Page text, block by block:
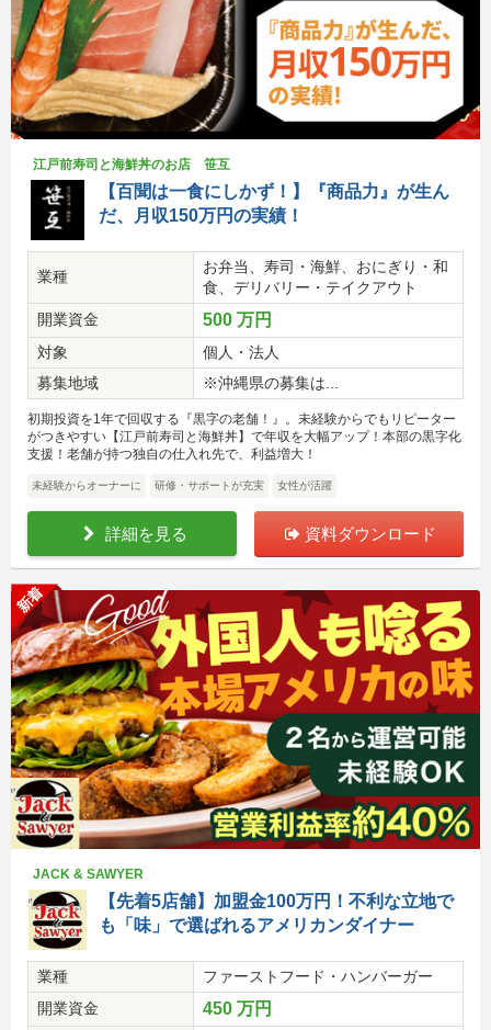
江戸前寿司と海鮮丼のお店 笹互
【百聞は一食にしかず！】『商品力』が生ん
だ、月収150万円の実績！
業種
お弁当、寿司・海鮮、おにぎり・和
食、デリバリー・テイクアウト
開業資金
500 万円
対象
個人・法人
募集地域
※沖縄県の募集は...
初期投資を1年で回収する『黒字の老舗！』。未経験からでもリピーター
がつきやすい【江戸前寿司と海鮮丼】で年収を大幅アップ！本部の黒字化
支援！老舗が持つ独自の仕入れ先で、利益増大！
未経験からオーナーに 研修・サポートが充実 女性が活躍
詳細を見る 資料ダウンロード
新着
JACK & SAWYER
【先着5店舗】加盟金100万円！不利な立地で
も「味」で選ばれるアメリカンダイナー
業種
ファーストフード・ハンバーガー
開業資金
450 万円